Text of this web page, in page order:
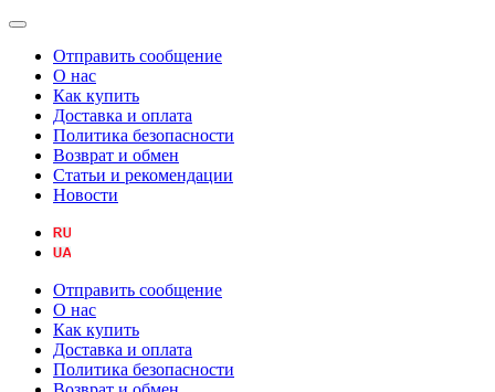
Отправить сообщение
О нас
Как купить
Доставка и оплата
Политика безопасности
Возврат и обмен
Статьи и рекомендации
Новости
Отправить сообщение
О нас
Как купить
Доставка и оплата
Политика безопасности